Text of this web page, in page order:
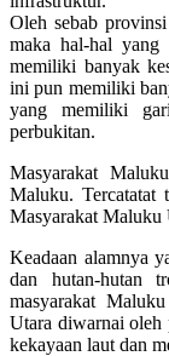
Oleh sebab
maka hal-hal yang
memiliki banyak
ini pun memiliki
yang memiliki
perbukitan.
Masyarakat
Maluku. Tercatatat
Masyarakat Maluku
Keadaan alamnya
dan hutan-hutan
masyarakat
Utara diwarnai oleh
kekayaan laut dan